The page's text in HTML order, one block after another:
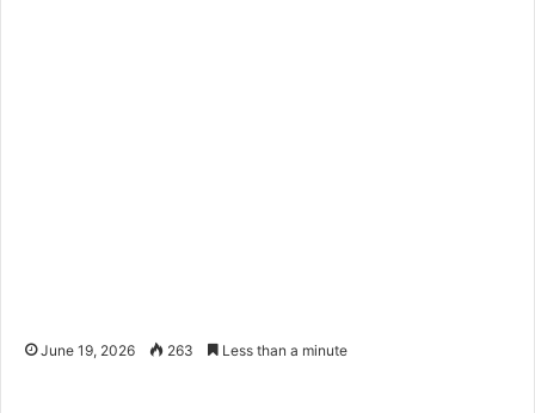
June 19, 2026 263 Less than a minute